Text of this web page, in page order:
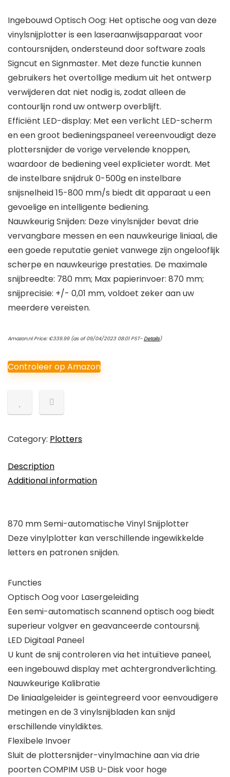
Ingebouwd Optisch Oog: Het optische oog van deze
vinylsnijplotter is een laseraanwijsapparaat voor
contoursnijden, ondersteund door software zoals
Signcut en Signmaster. Met deze functie kunnen
gebruikers het overtollige medium uit het ontwerp
verwijderen dat niet nodig is, zodat alleen de
contourlijn rond uw ontwerp overblijft.
Efficiënt LED-display: Met een verlicht LED-scherm
en een groot bedieningspaneel vereenvoudigt deze
plottersnijder de vorige vervelende knoppen,
waardoor de bediening veel explicieter wordt. Met
de instelbare snijdruk 0-500g en instelbare
snijsnelheid 15-800 mm/s biedt dit apparaat u een
gevoelige en intelligente bediening.
Nauwkeurig Snijden: Deze vinylsnijder bevat drie
vervangbare messen en een nauwkeurige liniaal, die
een goede reputatie geniet vanwege zijn ongelooflijk
scherpe en nauwkeurige prestaties. De maximale
snijbreedte: 780 mm; Max papierinvoer: 870 mm;
snijprecisie: +/- 0,01 mm, voldoet zeker aan uw
meerdere vereisten.
Amazon.nl Price: €339.99(as of 09/04/2023 08:01 PST-Details)
Controleer op Amazon
Category: Plotters
Description
Additional information
870 mm Semi-automatische Vinyl Snijplotter
Deze vinylplotter kan verschillende ingewikkelde
letters en patronen snijden.
Functies
Optisch Oog voor Lasergeleiding
Een semi-automatisch scannend optisch oog biedt
superieur volgver en geavanceerde contoursnij.
LED Digitaal Paneel
U kunt de snij controleren via het intuïtieve paneel,
een ingebouwd display met achtergrondverlichting.
Nauwkeurige Kalibratie
De liniaalgeleider is geïntegreerd voor eenvoudigere
metingen en de 3 vinylsnijbladen kan snijd ​
erschillende vinyldiktes.
Flexibele Invoer
Sluit de plottersnijder-vinylmachine aan via drie
poorten COMPIM USB U-Disk voor hoge